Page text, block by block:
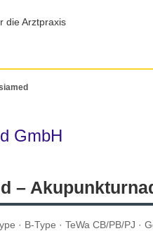
GmbH
–
· B-Type · TeWa CB/PB/PJ ·